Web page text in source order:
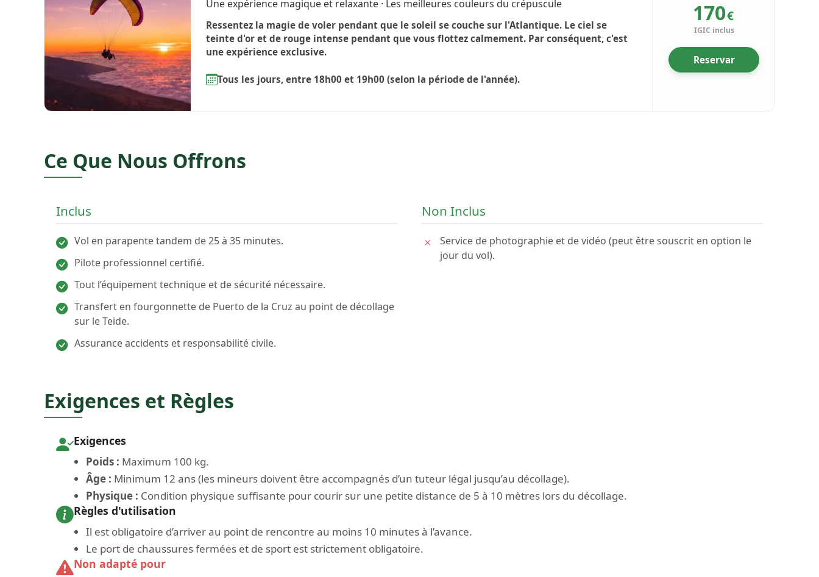
Une expérience magique et relaxante · Les meilleures couleurs du crépuscule
Ressentez la magie de voler pendant que le soleil se couche sur l'Atlantique. Le ciel se
teinte d'or et de rouge intense pendant que vous flottez calmement. Par conséquent, c'est
une expérience exclusive.
Tous les jours, entre 18h00 et 19h00 (selon la période de l'année).
170€
IGIC inclus
Reservar
Ce Que Nous Offrons
Inclus
Vol en parapente tandem de 25 à 35 minutes.
Pilote professionnel certifié.
Tout l’équipement technique et de sécurité nécessaire.
Transfert en fourgonnette de Puerto de la Cruz au point de décollage
sur le Teide.
Assurance accidents et responsabilité civile.
Non Inclus
Service de photographie et de vidéo (peut être souscrit en option le
jour du vol).
Exigences et Règles
Exigences
Poids : Maximum 100 kg.
Âge : Minimum 12 ans (les mineurs doivent être accompagnés d’un tuteur légal jusqu’au décollage).
Physique : Condition physique suffisante pour courir sur une petite distance de 5 à 10 mètres lors du décollage.
Règles d'utilisation
Il est obligatoire d’arriver au point de rencontre au moins 10 minutes à l’avance.
Le port de chaussures fermées et de sport est strictement obligatoire.
Non adapté pour